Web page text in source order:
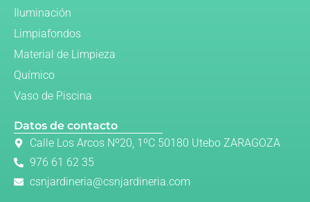
Iluminación
Limpiafondos
Material de Limpieza
Químico
Vaso de Piscina
Datos de contacto
Calle Los Arcos Nº20, 1ºC 50180 Utebo ZARAGOZA
976 61 62 35
csnjardineria@csnjardineria.com